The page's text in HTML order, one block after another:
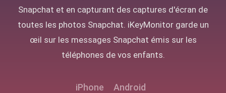
Snapchat et en capturant des captures d'écran de
toutes les photos Snapchat. iKeyMonitor garde un
œil sur les messages Snapchat émis sur les
téléphones de vos enfants.
iPhone Android